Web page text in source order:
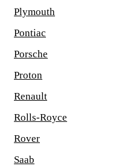
Plymouth
Pontiac
Porsche
Proton
Renault
Rolls-Royce
Rover
Saab